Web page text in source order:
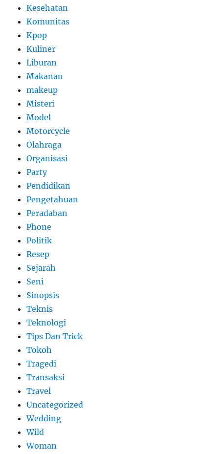
Kesehatan
Komunitas
Kpop
Kuliner
Liburan
Makanan
makeup
Misteri
Model
Motorcycle
Olahraga
Organisasi
Party
Pendidikan
Pengetahuan
Peradaban
Phone
Politik
Resep
Sejarah
Seni
Sinopsis
Teknis
Teknologi
Tips Dan Trick
Tokoh
Tragedi
Transaksi
Travel
Uncategorized
Wedding
Wild
Woman